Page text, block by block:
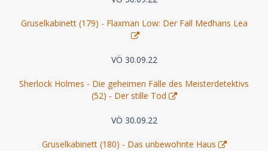
Gruselkabinett (179) - Flaxman Low: Der Fall Medhans Lea
VÖ 30.09.22
Sherlock Holmes - Die geheimen Fälle des Meisterdetektivs
(52) - Der stille Tod
VÖ 30.09.22
Gruselkabinett (180) - Das unbewohnte Haus